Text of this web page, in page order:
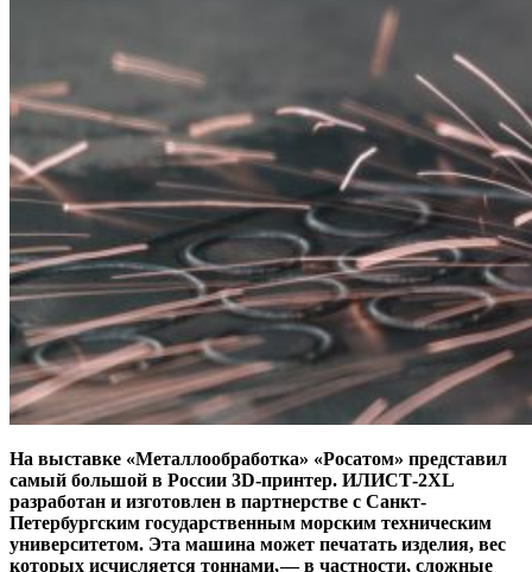
На выставке «Металлообработка» «Росатом» представил
самый большой в России 3D-принтер. ИЛИСТ‑2XL
разработан и изготовлен в партнерстве с Санкт-
Петербургским государственным морским техническим
университетом. Эта машина может печатать изделия, вес
которых исчисляется тоннами, — ​в частности, сложные